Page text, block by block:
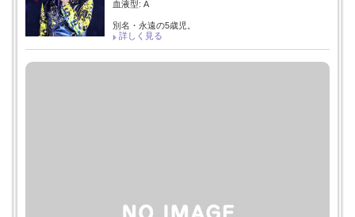
血液型: A
別名・永遠の5歳児。
詳しく見る